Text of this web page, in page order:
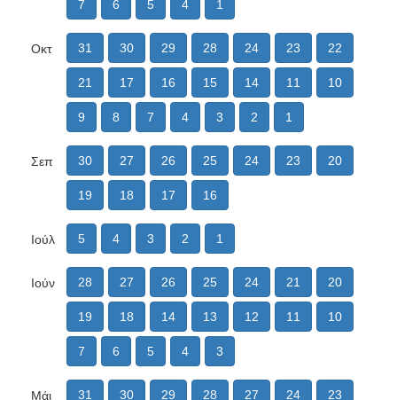
7 6 5 4 1
Οκτ 31 30 29 28 24 23 22
21 17 16 15 14 11 10
9 8 7 4 3 2 1
Σεπ 30 27 26 25 24 23 20
19 18 17 16
Ιούλ 5 4 3 2 1
Ιούν 28 27 26 25 24 21 20
19 18 14 13 12 11 10
7 6 5 4 3
Μάι 31 30 29 28 27 24 23